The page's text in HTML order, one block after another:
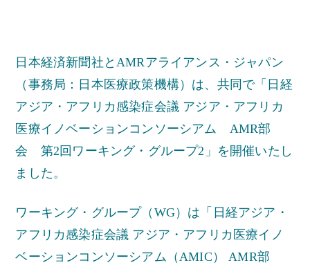
日本経済新聞社とAMRアライアンス・ジャパン
（事務局：日本医療政策機構）は、共同で「日経
アジア・アフリカ感染症会議 アジア・アフリカ
医療イノベーションコンソーシアム AMR部
会 第2回ワーキング・グループ2」を開催いたし
ました。
ワーキング・グループ（WG）は「日経アジア・
アフリカ感染症会議 アジア・アフリカ医療イノ
ベーションコンソーシアム（AMIC） AMR部